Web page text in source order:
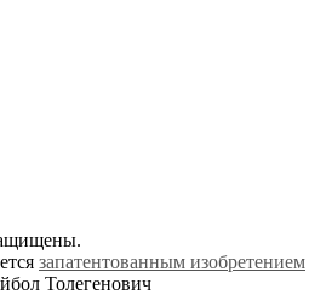
запатентованным изобретением
Толегенович